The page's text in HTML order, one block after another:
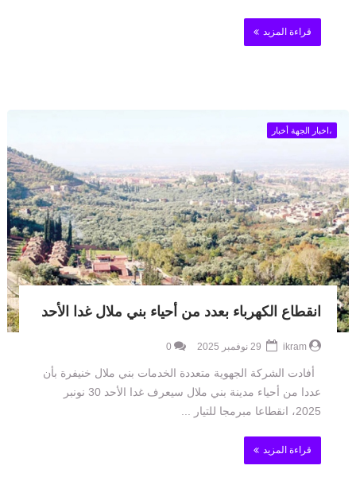
قراءة المزيد
،اخبار الجهة أخبار
انقطاع الكهرباء بعدد من أحياء بني ملال غدا الأحد
ikram
0
أفادت الشركة الجهوية متعددة الخدمات بني ملال خنيفرة بأن
عددا من أحياء مدينة بني ملال سيعرف غدا الأحد 30 نونبر
2025، انقطاعا مبرمجا للتيار ...
قراءة المزيد